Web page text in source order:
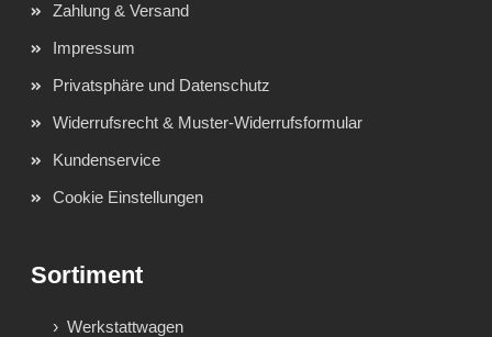
Zahlung & Versand
Impressum
Privatsphäre und Datenschutz
Widerrufsrecht & Muster-Widerrufsformular
Kundenservice
Cookie Einstellungen
Sortiment
Werkstattwagen